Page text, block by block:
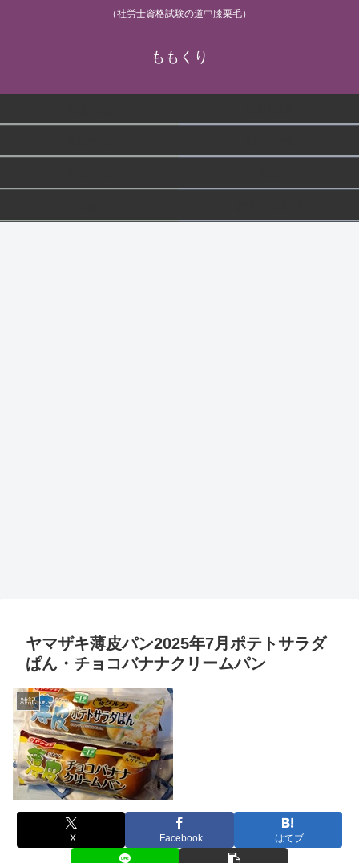
（社労士資格試験の道中膝栗毛）
ももくり
ヤマザキ薄皮パン2025年7月ポテトサラダ
ぱん・チョコバナナクリームパン
雑記
X Facebook はてブ